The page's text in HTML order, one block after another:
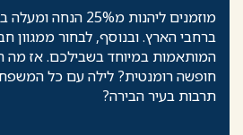
מוזמנים ליהנות
ברחבי הארץ. ובנוסף, לבחור ממגוון
המותאמות במיוחד בשבילכם. אז
חופשה רומנטית? לילה עם כל
תרבות בעיר הבירה?